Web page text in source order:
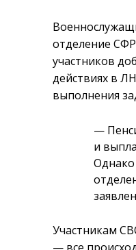
отделение
участников
действиях в
выполнения
—
и
Однако
Участникам